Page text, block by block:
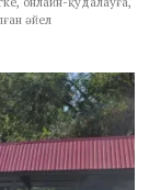
әйел